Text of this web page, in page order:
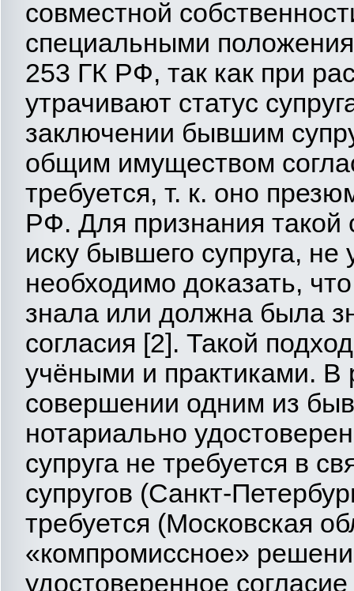
совместной
специальными
253 ГК РФ, так как при
утрачивают статус
заключении бывшим
общим имуществом
требуется, т. к. оно
РФ. Для признания такой
иску бывшего супруга, не
необходимо доказать,
знала или должна была
согласия [2]. Такой
учёными и практиками. В
совершении одним из
нотариально
супруга не требуется в
супругов (Санкт-
требуется (Московская
«компромиссное»
удостоверенное